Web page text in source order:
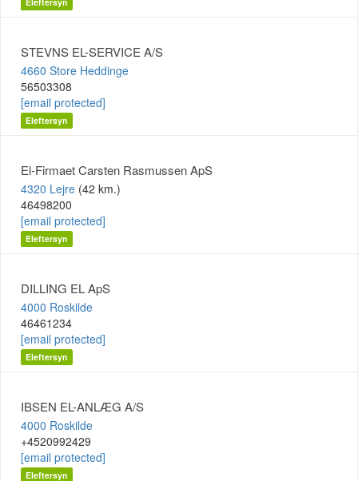
STEVNS EL-SERVICE A/S
4660 Store Heddinge
56503308
[email protected]
Eleftersyn
El-Firmaet Carsten Rasmussen ApS
4320 Lejre (42 km.)
46498200
[email protected]
Eleftersyn
DILLING EL ApS
4000 Roskilde
46461234
[email protected]
Eleftersyn
IBSEN EL-ANLÆG A/S
4000 Roskilde
+4520992429
[email protected]
Eleftersyn